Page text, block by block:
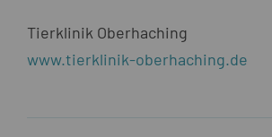
Tierklinik Oberhaching
www.tierklinik-oberhaching.de